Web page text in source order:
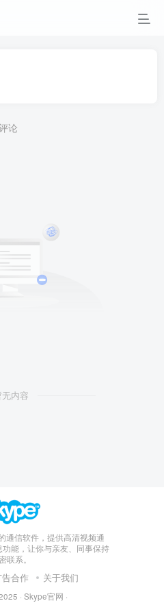
论
无内容
通信软件，提供高清视频通
能，让你与亲友、同事保持
联系。
告合作 关于我们
· Skype官网 ·